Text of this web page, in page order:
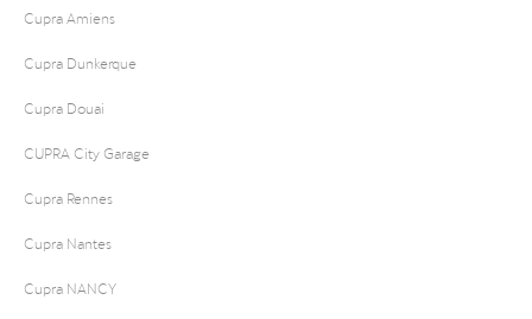
Cupra Amiens
Cupra Dunkerque
Cupra Douai
CUPRA City Garage
Cupra Rennes
Cupra Nantes
Cupra NANCY